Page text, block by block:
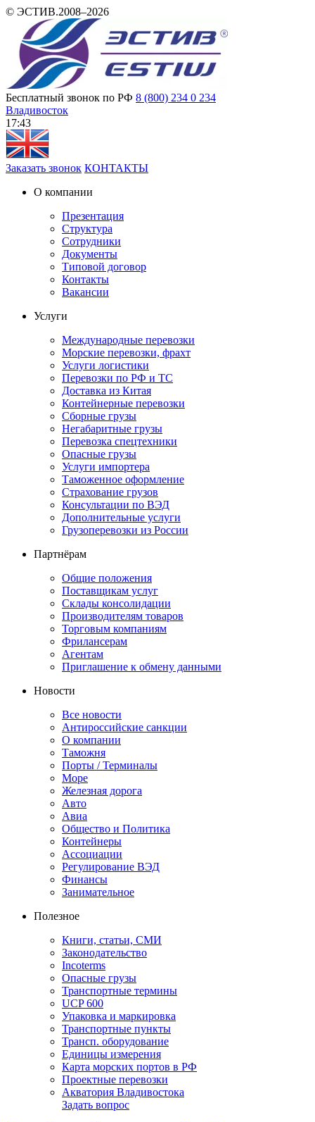
© ЭСТИВ.2008–2026
Бесплатный звонок по РФ 8 (800) 234 0 234
Владивосток
17 43
Заказать звонок КОНТАКТЫ
О компании
Презентация
Структура
Сотрудники
Документы
Типовой договор
Контакты
Вакансии
Услуги
Международные перевозки
Морские перевозки, фрахт
Услуги логистики
Перевозки по РФ и ТС
Доставка из Китая
Контейнерные перевозки
Сборные грузы
Негабаритные грузы
Перевозка спецтехники
Опасные грузы
Услуги импортера
Таможенное оформление
Страхование грузов
Консультации по ВЭД
Дополнительные услуги
Грузоперевозки из России
Партнёрам
Общие положения
Поставщикам услуг
Склады консолидации
Производителям товаров
Торговым компаниям
Фрилансерам
Агентам
Приглашение к обмену данными
Новости
Все новости
Антироссийские санкции
О компании
Таможня
Порты / Терминалы
Море
Железная дорога
Авто
Авиа
Общество и Политика
Контейнеры
Ассоциации
Регулирование ВЭД
Финансы
Занимательное
Полезное
Книги, статьи, СМИ
Законодательство
Incoterms
Опасные грузы
Транспортные термины
UCP 600
Упаковка и маркировка
Транспортные пункты
Трансп. оборудование
Единицы измерения
Карта морских портов в РФ
Проектные перевозки
Акватория Владивостока
Задать вопрос